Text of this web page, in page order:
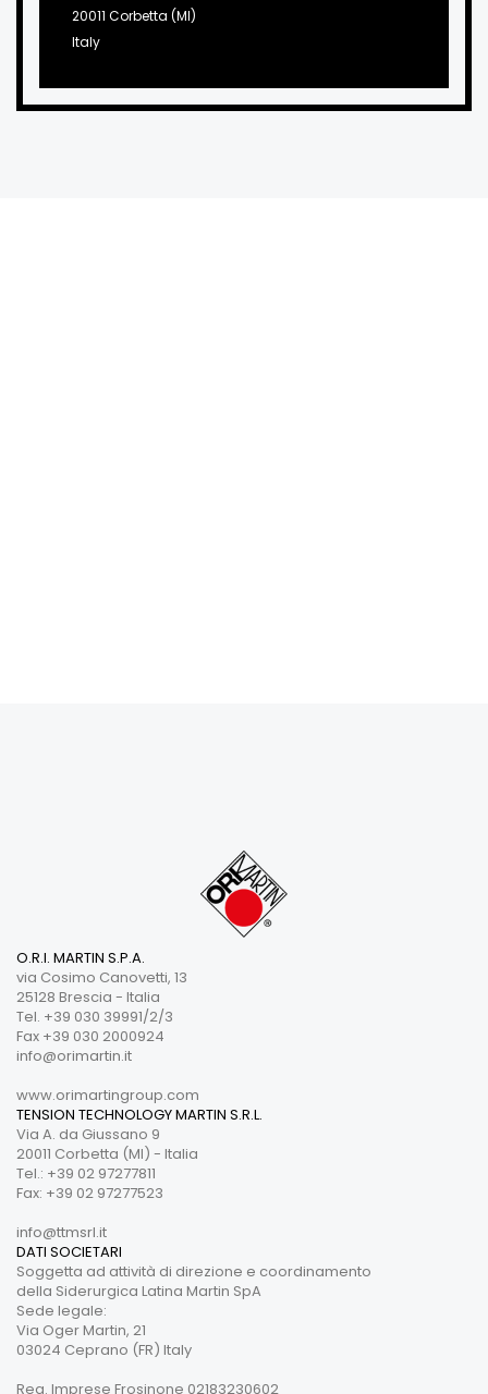
20011 Corbetta (MI)
Italy
O.R.I. MARTIN S.P.A.
via Cosimo Canovetti, 13
25128 Brescia - Italia
Tel. +39 030 39991/2/3
Fax +39 030 2000924
info@orimartin.it
www.orimartingroup.com
TENSION TECHNOLOGY MARTIN S.R.L.
Via A. da Giussano 9
20011 Corbetta (MI) - Italia
Tel.: +39 02 97277811
Fax: +39 02 97277523
info@ttmsrl.it
DATI SOCIETARI
Soggetta ad attività di direzione e coordinamento
della Siderurgica Latina Martin SpA
Sede legale:
Via Oger Martin, 21
03024 Ceprano (FR) Italy
Reg. Imprese Frosinone 02183230602